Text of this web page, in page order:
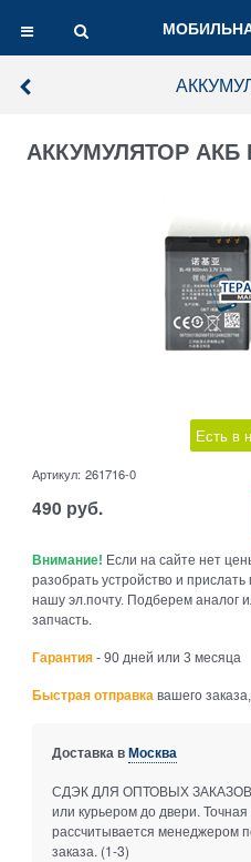
АККУМУЛЯТОР АКБ
Есть в
Артикул: 261716-0
490 руб.
Внимание! Если на сайте нет
разобрать устройство и
нашу эл.почту. Подберем аналог
запчасть.
Гарантия - 90 дней или 3 месяца
Быстрая отправка вашего
Доставка вМосква
СДЭК ДЛЯ ОПТОВЫХ ЗАКАЗОВ
или курьером до двери.
рассчитывается менеджером
заказа. (1-3)